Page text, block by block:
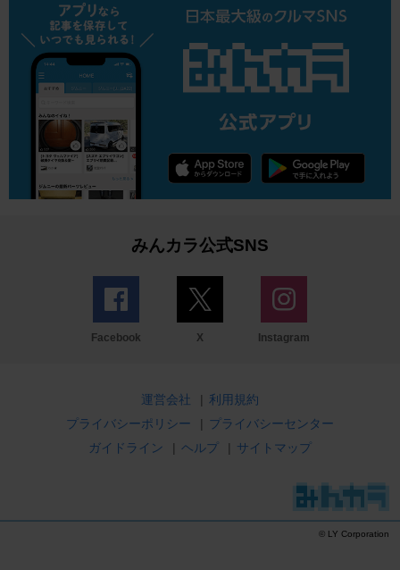
みんカラ公式SNS
Facebook X Instagram
運営会社 | 利用規約
プライバシーポリシー
| プライバシーセンター
ガイドライン
| ヘルプ | サイトマップ
© LY Corporation